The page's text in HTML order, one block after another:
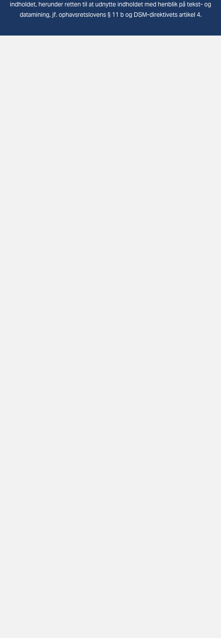
indholdet, herunder retten til at udnytte indholdet med henblik på tekst- og
datamining, jf. ophavsretslovens § 11 b og DSM-direktivets artikel 4.